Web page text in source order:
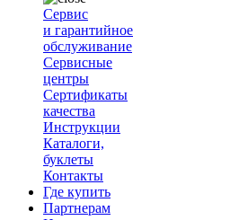
Сервис
и гарантийное
обслуживание
Сервисные
центры
Сертификаты
качества
Инструкции
Каталоги,
буклеты
Контакты
Где купить
Партнерам